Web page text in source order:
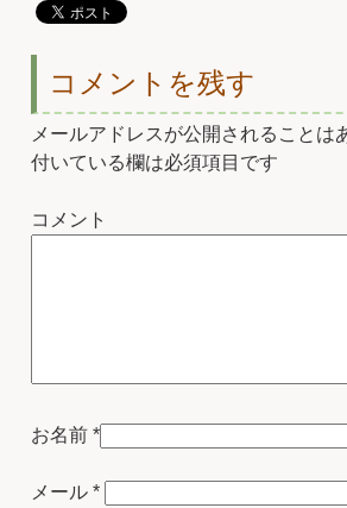
コメントを残す
メールアドレスが公開されることは
付いている欄は必須項目です
コメント
お名前 *
メール*